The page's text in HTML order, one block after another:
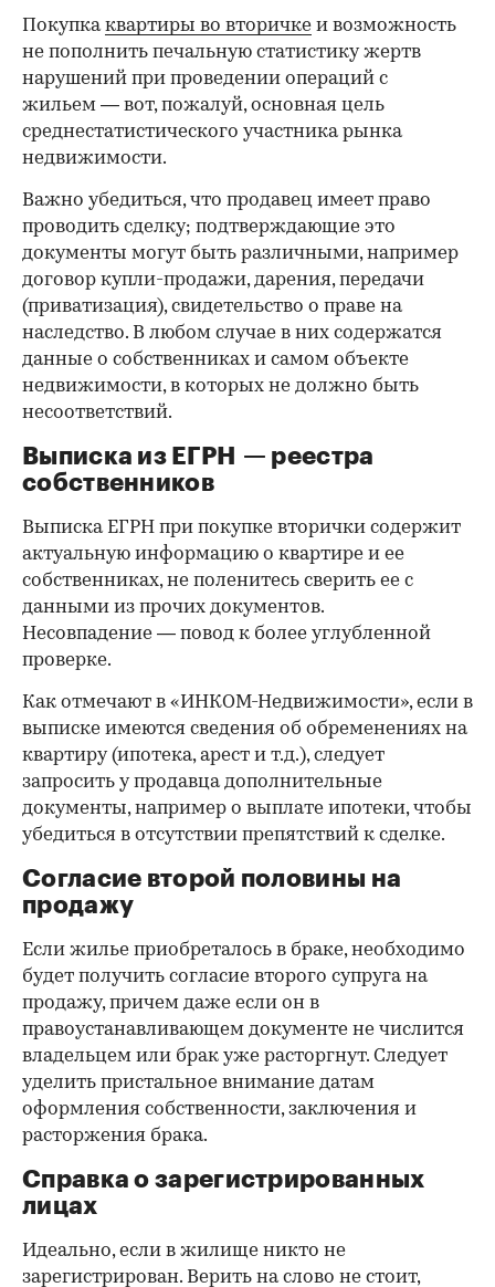
Покупкаквартиры во вторичке и возможность
не пополнить печальную статистику жертв
нарушений при проведении операций с
жильем — вот, пожалуй, основная цель
среднестатистического участника рынка
недвижимости.
Важно убедиться, что продавец имеет право
проводить сделку; подтверждающие это
документы могут быть различными, например
договор купли-продажи, дарения, передачи
(приватизация), свидетельство о праве на
наследство. В любом случае в них содержатся
данные о собственниках и самом объекте
недвижимости, в которых не должно быть
несоответствий.
Выписка из ЕГРН — реестра
собственников
Выписка ЕГРН при покупке вторички содержит
актуальную информацию о квартире и ее
собственниках, не поленитесь сверить ее с
данными из прочих документов.
Несовпадение — повод к более углубленной
проверке.
Как отмечают в «ИНКОМ-Недвижимости», если в
выписке имеются сведения об обременениях на
квартиру (ипотека, арест и т.д.), следует
запросить у продавца дополнительные
документы, например о выплате ипотеки, чтобы
убедиться в отсутствии препятствий к сделке.
Согласие второй половины на
продажу
Если жилье приобреталось в браке, необходимо
будет получить согласие второго супруга на
продажу, причем даже если он в
правоустанавливающем документе не числится
владельцем или брак уже расторгнут. Следует
уделить пристальное внимание датам
оформления собственности, заключения и
расторжения брака.
Справка о зарегистрированных
лицах
Идеально, если в жилище никто не
зарегистрирован. Верить на слово не стоит,